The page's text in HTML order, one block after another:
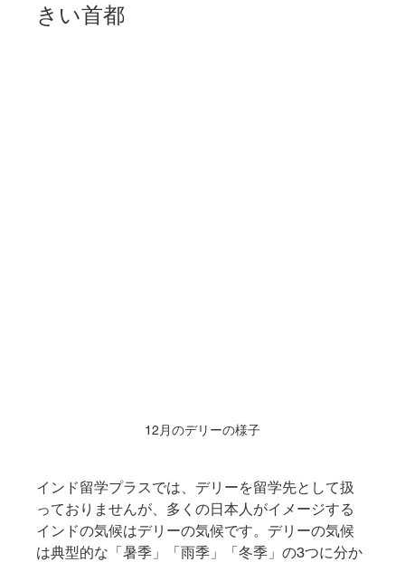
きい首都
12月のデリーの様子
インド留学プラスでは、デリーを留学先として扱
っておりませんが、多くの日本人がイメージする
インドの気候はデリーの気候です。デリーの気候
は典型的な「暑季」「雨季」「冬季」の3つに分か